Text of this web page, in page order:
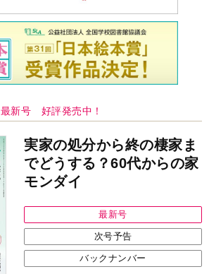
最新号 好評発売中！
実家の処分から終の棲家ま
でどうする？60代からの家
モンダイ
最新号
次号予告
バックナンバー